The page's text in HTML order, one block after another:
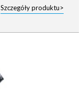
Szczegóły produktu>